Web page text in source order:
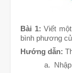
Bài 1: Viết
bình phương
Hướng dẫn:
a.